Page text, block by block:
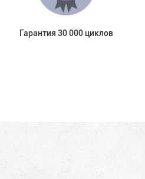
Гарантия 30 000 циклов